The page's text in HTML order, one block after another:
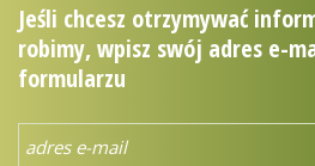
Jeśli chcesz otrzymywać
robimy, wpisz swój adres e-
formularzu